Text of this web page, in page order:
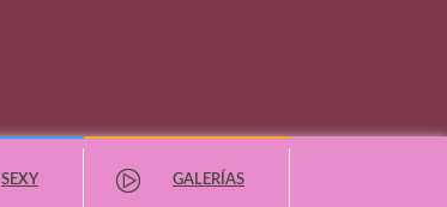
SEXY GALERÍAS